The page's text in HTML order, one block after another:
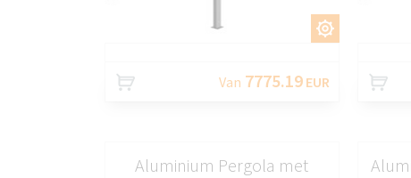
Van 7775.19EUR
Aluminium Pergola met